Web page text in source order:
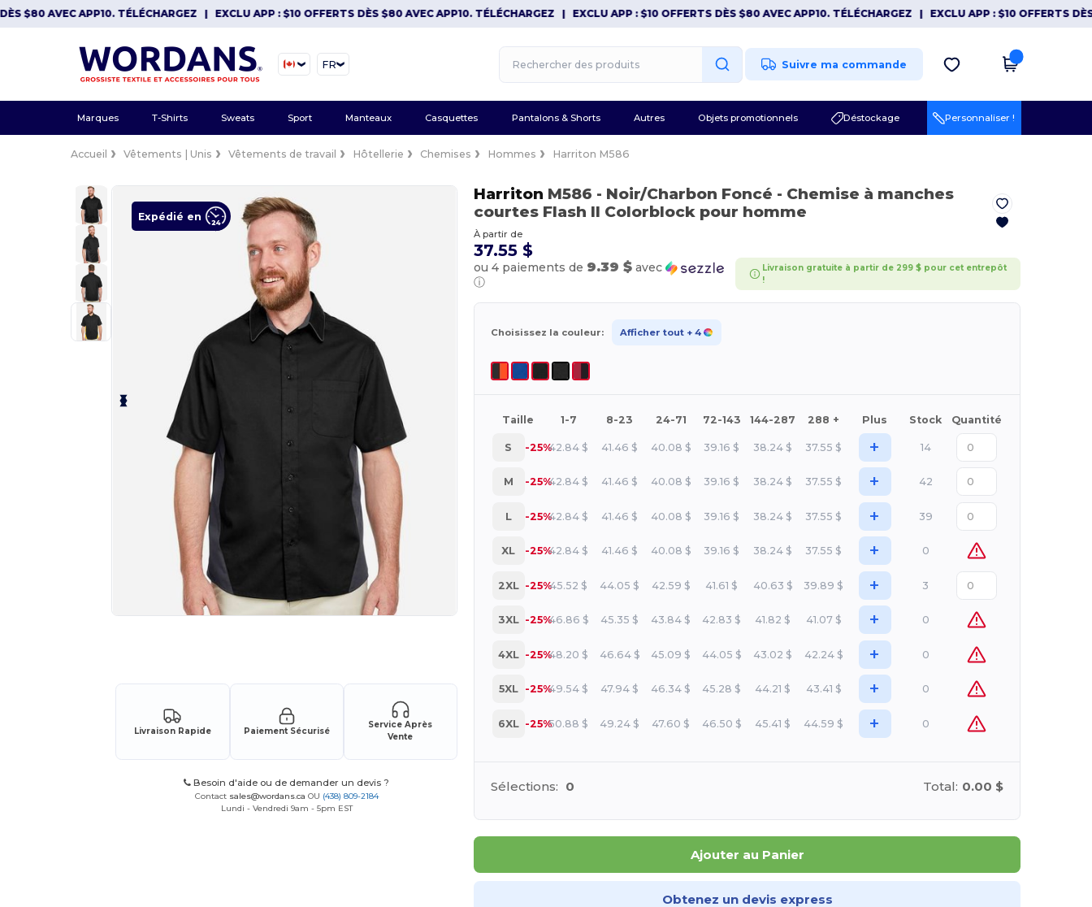
AVEC APP10. TÉLÉCHARGEZ|EXCLU APP : $10 OFFERTS DÈS $80 AVEC APP10. TÉLÉCHARGEZ|EXCLU APP : $10 OFFERTS DÈS $80 AVEC APP10. TÉLÉCHARGEZ|EXCLU APP : $10 OFFERTS DÈS $80
FR Suivre ma commande
Marques T-Shirts Sweats Sport Manteaux Casquettes Pantalons & Shorts Autres Objets promotionnels Déstockage Personnaliser !
Accueil Vêtements | Unis Vêtements de travail Hôtellerie Chemises Hommes Harriton M586
Expédié en
Livraison Rapide Paiement Sécurisé
Service Après
Vente
Besoin d'aide ou de demander un devis ?
Contact sales@wordans.ca OU (438) 809-2184
Lundi - Vendredi 9am - 5pm EST
Harriton M586 - Noir/Charbon Foncé - Chemise à manches
courtes Flash Il Colorblock pour homme
À partir de
37.55 $
ou 4 paiements de 9.39 $avec
ⓘ
Livraison gratuite à partir de 299 $ pour cet entrepôt
!
Choisissez la couleur: Afficher tout + 4
Taille 1-7 8-23 24-71 72-143 144-287 288 + Plus Stock Quantité
S -25%42.84 $ 41.46 $ 40.08 $ 39.16 $ 38.24 $ 37.55 $ + 14
M -25%42.84 $ 41.46 $ 40.08 $ 39.16 $ 38.24 $ 37.55 $ + 42
L -25%42.84 $ 41.46 $ 40.08 $ 39.16 $ 38.24 $ 37.55 $ + 39
XL -25%42.84 $ 41.46 $ 40.08 $ 39.16 $ 38.24 $ 37.55 $ + 0
2XL -25%45.52 $ 44.05 $ 42.59 $ 41.61 $ 40.63 $ 39.89 $ + 3
3XL -25%46.86 $ 45.35 $ 43.84 $ 42.83 $ 41.82 $ 41.07 $ + 0
4XL -25%48.20 $ 46.64 $ 45.09 $ 44.05 $ 43.02 $ 42.24 $ + 0
5XL -25%49.54 $ 47.94 $ 46.34 $ 45.28 $ 44.21 $ 43.41 $ + 0
6XL -25%50.88 $ 49.24 $ 47.60 $ 46.50 $ 45.41 $ 44.59 $ + 0
Sélections: 0 Total: 0.00 $
Ajouter au Panier
Obtenez un devis express